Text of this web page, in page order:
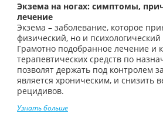
Экзема на ногах: симптомы,
лечение
Экзема – заболевание, которое
физический, но и
Грамотно подобранное лечение и
терапевтических средств по
позволят держать под контролем
является хроническим, и снизить
рецидивов.
Узнать больше